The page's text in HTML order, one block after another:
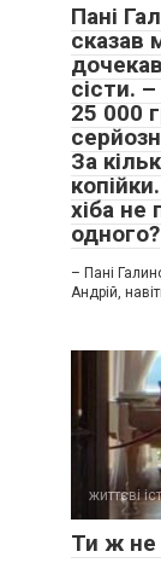
Пані
сказав
сісти.
25 000
За
хіба не
одного?
– Пані
Андрій,
життєві
Ти ж не